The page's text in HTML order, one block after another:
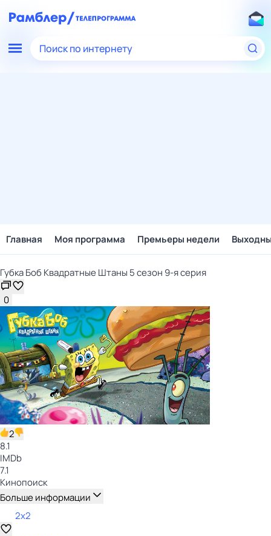
Поиск по интернету
Главная Моя программа Премьеры недели
Губка Боб Квадратные Штаны 5 сезон 9-я серия
0
2
8.1
IMDb
7.1
Кинопоиск
Больше информации
2x2